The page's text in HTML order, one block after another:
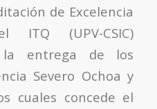
de Excelencia
ITQ (UPV-CSIC)
entrega de los
Severo Ochoa y
cuales concede el